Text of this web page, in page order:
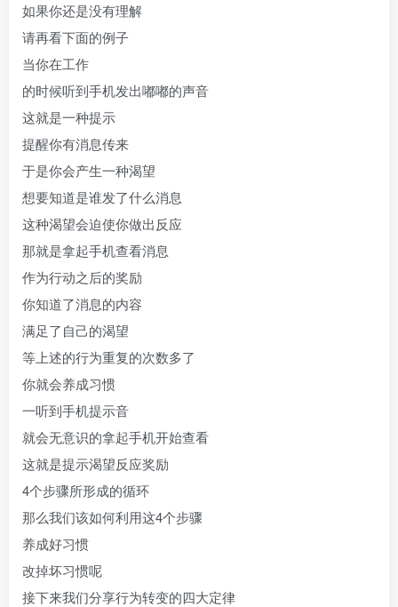
如果你还是没有理解
请再看下面的例子
当你在工作
的时候听到手机发出嘟嘟的声音
这就是一种提示
提醒你有消息传来
于是你会产生一种渴望
想要知道是谁发了什么消息
这种渴望会迫使你做出反应
那就是拿起手机查看消息
作为行动之后的奖励
你知道了消息的内容
满足了自己的渴望
等上述的行为重复的次数多了
你就会养成习惯
一听到手机提示音
就会无意识的拿起手机开始查看
这就是提示渴望反应奖励
4个步骤所形成的循环
那么我们该如何利用这4个步骤
养成好习惯
改掉坏习惯呢
接下来我们分享行为转变的四大定律